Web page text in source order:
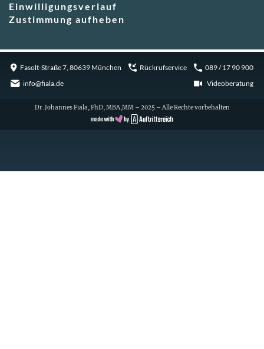
Einwilligungsverlauf
Zustimmung aufheben
Fasolt-Straße 7, 80639 München Rückrufservice
089 / 17 90 900
info@fiala.de
Videoberatung
Dr. Johannes Fiala, PhD, MBA,MM – 2025 – Alle Rechte vorbehalten